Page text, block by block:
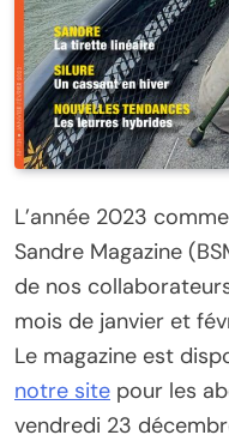
L’année 2023
Sandre Magazine
de nos
mois de janvier et
Le magazine est
notre site pour les
vendredi 23